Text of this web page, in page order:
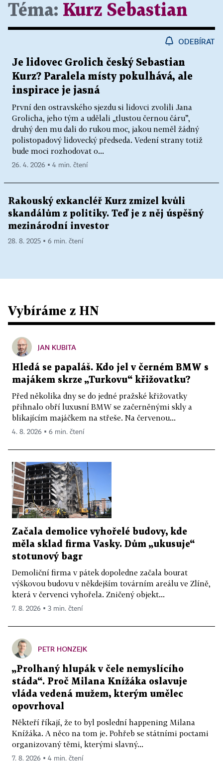
Téma: Kurz Sebastian
ODEBÍRAT
Je lidovec Grolich český Sebastian
Kurz? Paralela místy pokulhává, ale
inspirace je jasná
První den ostravského sjezdu si lidovci zvolili Jana
Grolicha, jeho tým a udělali „tlustou černou čáru”,
druhý den mu dali do rukou moc, jakou neměl žádný
polistopadový lidovecký předseda. Vedení strany totiž
bude moci rozhodovat o...
26. 4. 2026 ▪ 4 min. čtení
Rakouský exkancléř Kurz zmizel kvůli
skandálům z politiky. Teď je z něj úspěšný
mezinárodní investor
28. 8. 2025 ▪ 6 min. čtení
Vybíráme z HN
JAN KUBITA
Hledá se papaláš. Kdo jel v černém BMW s
majákem skrze „Turkovu“ křižovatku?
Před několika dny se do jedné pražské křižovatky
přihnalo obří luxusní BMW se začerněnými skly a
blikajícím majáčkem na střeše. Na červenou...
4. 8. 2026 ▪ 6 min. čtení
Začala demolice vyhořelé budovy, kde
měla sklad firma Vasky. Dům „ukusuje“
stotunový bagr
Demoliční firma v pátek dopoledne začala bourat
výškovou budovu v někdejším továrním areálu ve Zlíně,
která v červenci vyhořela. Zničený objekt...
7. 8. 2026 ▪ 3 min. čtení
PETR HONZEJK
„Prolhaný hlupák v čele nemyslícího
stáda“. Proč Milana Knížáka oslavuje
vláda vedená mužem, kterým umělec
opovrhoval
Někteří říkají, že to byl poslední happening Milana
Knížáka. A něco na tom je. Pohřeb se státními poctami
organizovaný těmi, kterými slavný...
7. 8. 2026 ▪ 4 min. čtení